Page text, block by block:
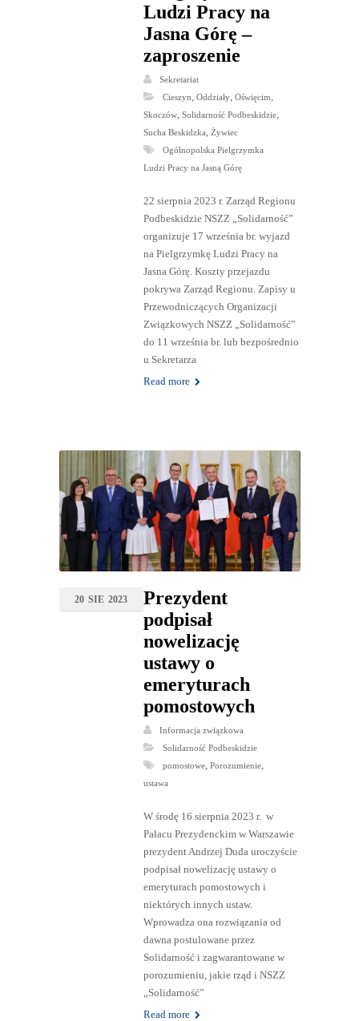
Ludzi Pracy na
Jasna Górę –
zaproszenie
Sekretariat
Cieszyn, Oddziały, Oświęcim,
Skoczów, Solidarność Podbeskidzie,
Sucha Beskidzka, Żywiec
Ogólnopolska Pielgrzymka
Ludzi Pracy na Jasną Górę
22 sierpnia 2023 r. Zarząd Regionu
Podbeskidzie NSZZ „Solidarność”
organizuje 17 września br. wyjazd
na Pielgrzymkę Ludzi Pracy na
Jasna Górę. Koszty przejazdu
pokrywa Zarząd Regionu. Zapisy u
Przewodniczących Organizacji
Związkowych NSZZ „Solidarność”
do 11 września br. lub bezpośrednio
u Sekretarza
Read more
20 SIE 2023
Prezydent
podpisał
nowelizację
ustawy o
emeryturach
pomostowych
Informacja związkowa
Solidarność Podbeskidzie
pomostowe, Porozumienie,
ustawa
W środę 16 sierpnia 2023 r. w
Pałacu Prezydenckim w Warszawie
prezydent Andrzej Duda uroczyście
podpisał nowelizację ustawy o
emeryturach pomostowych i
niektórych innych ustaw.
Wprowadza ona rozwiązania od
dawna postulowane przez
Solidarność i zagwarantowane w
porozumieniu, jakie rząd i NSZZ
„Solidarność”
Read more